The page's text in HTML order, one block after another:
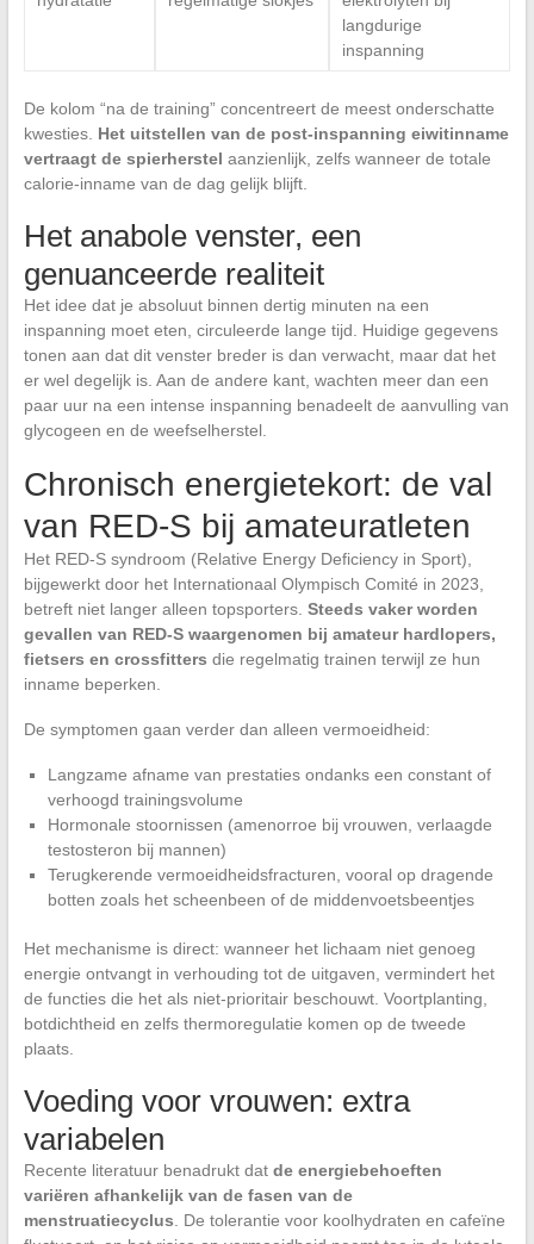
langdurige
inspanning
De kolom “na de training” concentreert de meest onderschatte
kwesties. Het uitstellen van de post-inspanning eiwitinname
vertraagt de spierherstel aanzienlijk, zelfs wanneer de totale
calorie-inname van de dag gelijk blijft.
Het anabole venster, een
genuanceerde realiteit
Het idee dat je absoluut binnen dertig minuten na een
inspanning moet eten, circuleerde lange tijd. Huidige gegevens
tonen aan dat dit venster breder is dan verwacht, maar dat het
er wel degelijk is. Aan de andere kant, wachten meer dan een
paar uur na een intense inspanning benadeelt de aanvulling van
glycogeen en de weefselherstel.
Chronisch energietekort: de val
van RED-S bij amateuratleten
Het RED-S syndroom (Relative Energy Deficiency in Sport),
bijgewerkt door het Internationaal Olympisch Comité in 2023,
betreft niet langer alleen topsporters. Steeds vaker worden
gevallen van RED-S waargenomen bij amateur hardlopers,
fietsers en crossfitters die regelmatig trainen terwijl ze hun
inname beperken.
De symptomen gaan verder dan alleen vermoeidheid:
Langzame afname van prestaties ondanks een constant of
verhoogd trainingsvolume
Hormonale stoornissen (amenorroe bij vrouwen, verlaagde
testosteron bij mannen)
Terugkerende vermoeidheidsfracturen, vooral op dragende
botten zoals het scheenbeen of de middenvoetsbeentjes
Het mechanisme is direct: wanneer het lichaam niet genoeg
energie ontvangt in verhouding tot de uitgaven, vermindert het
de functies die het als niet-prioritair beschouwt. Voortplanting,
botdichtheid en zelfs thermoregulatie komen op de tweede
plaats.
Voeding voor vrouwen: extra
variabelen
Recente literatuur benadrukt dat de energiebehoeften
variëren afhankelijk van de fasen van de
menstruatiecyclus . De tolerantie voor koolhydraten en cafeïne